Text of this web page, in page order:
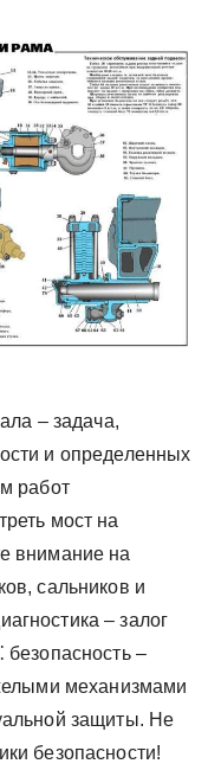
– задача,
и определенных
работ
мост на
внимание на
сальников и
– залог
–
механизмами
защиты. Не
безопасности!